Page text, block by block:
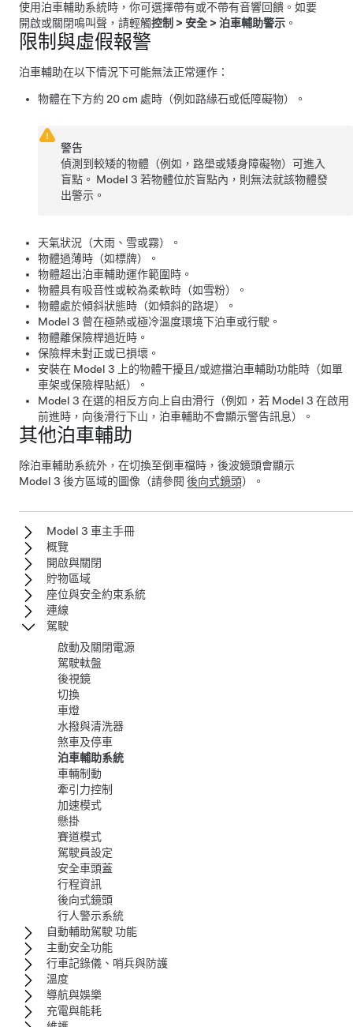
使用泊車輔助系統時，你可選擇帶有或不帶有音響回饋。如要
開啟或關閉鳴叫聲，請輕觸控制 > 安全 > 泊車輔助警示 。
限制與虛假報警
泊車輔助在以下情況下可能無法正常運作：
物體在下方約 20 cm 處時（例如路緣石或低障礙物）。
警告
偵測到較矮的物體（例如，路壆或矮身障礙物）可進入
盲點。 Model 3 若物體位於盲點內，則無法就該物體發
出警示。
天氣狀況（大雨、雪或霧）。
物體過薄時（如標牌）。
物體超出泊車輔助運作範圍時。
物體具有吸音性或較為柔軟時（如雪粉）。
物體處於傾斜狀態時（如傾斜的路堤）。
Model 3 曾在極熱或極冷溫度環境下泊車或行駛。
物體離保險桿過近時。
保險桿未對正或已損壞。
安裝在 Model 3 上的物體干擾且/或遮擋泊車輔助功能時（如單
車架或保險桿貼紙）。
Model 3 在選的相反方向上自由滑行（例如，若 Model 3 在啟用
前進時，向後滑行下山，泊車輔助不會顯示警告訊息）。
其他泊車輔助
除泊車輔助系統外，在切換至倒車檔時，後波鏡頭會顯示
Model 3 後方區域的圖像（請參閱 後向式鏡頭）。
Model 3 車主手冊
概覽
開啟與關閉
貯物區域
座位與安全約束系統
連線
駕駛
啟動及關閉電源
駕駛軚盤
後視鏡
切換
車燈
水撥與清洗器
煞車及停車
泊車輔助系統
車輛制動
牽引力控制
加速模式
懸掛
賽道模式
駕駛員設定
安全車頭蓋
行程資訊
後向式鏡頭
行人警示系統
自動輔助駕駛 功能
主動安全功能
行車記錄儀、哨兵與防護
溫度
導航與娛樂
充電與能耗